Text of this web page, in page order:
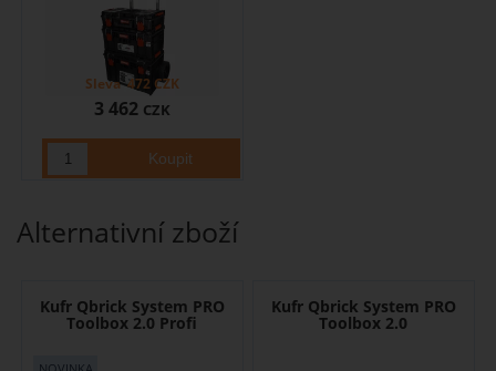
3 462 CZK
Sleva 472 CZK
Alternativní zboží
Kufr Qbrick System PRO
Toolbox 2.0 Profi
Kufr Qbrick System PRO
Toolbox 2.0